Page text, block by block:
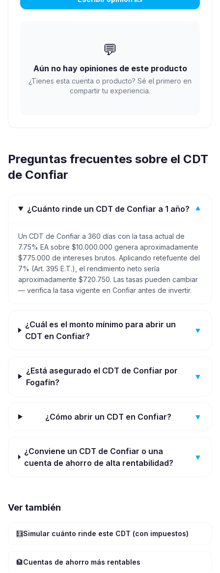
💬
Aún no hay opiniones de este producto
¿Tienes esta cuenta o producto? Sé el primero en
compartir tu experiencia.
Preguntas frecuentes sobre el CDT
de Confiar
¿Cuánto rinde un CDT de Confiar a 1 año? ▼
Un CDT de Confiar a 360 días con la tasa actual de
7.75% EA sobre $10.000.000 genera aproximadamente
$775.000 de intereses brutos. Aplicando retefuente del
7% (Art. 395 E.T.), el rendimiento neto sería
aproximadamente $720.750. Las tasas pueden cambiar
— verifica la tasa vigente en Confiar antes de invertir.
¿Cuál es el monto mínimo para abrir un
CDT en Confiar?
▼
¿Está asegurado el CDT de Confiar por
Fogafín?
▼
¿Cómo abrir un CDT en Confiar? ▼
¿Conviene un CDT de Confiar o una
cuenta de ahorro de alta rentabilidad?
▼
Ver también
🧮Simular cuánto rinde este CDT (con impuestos)
🏦Cuentas de ahorro más rentables